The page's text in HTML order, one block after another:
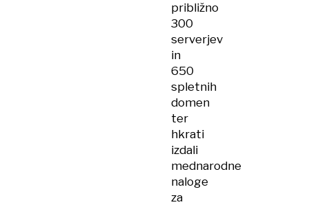
približno
300
serverjev
in
650
spletnih
domen
ter
hkrati
izdali
mednarodne
naloge
za